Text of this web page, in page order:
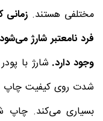
مختلفی هستند. زمانی
فرد نامعتبر شارژ
وجود دارد. شارژ با
شدت روی کیفیت چاپ
بسیاری می‌کند.